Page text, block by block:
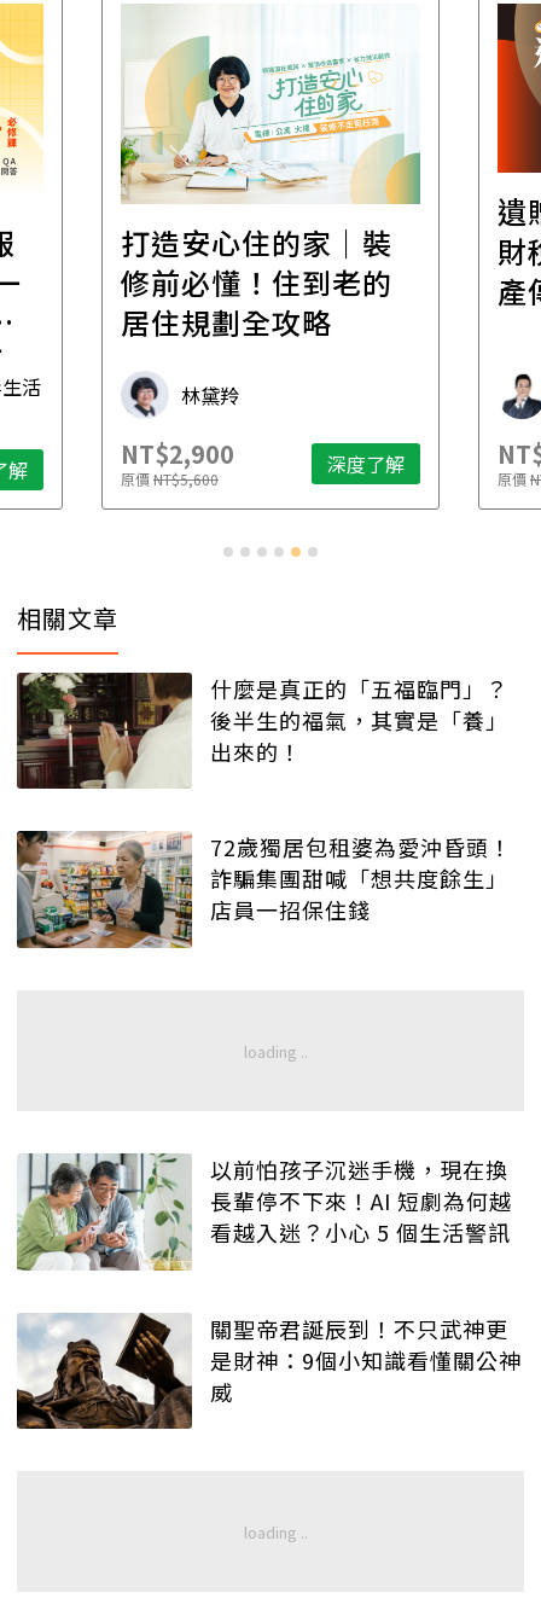
活
解
打造安心住的家｜裝
修前必懂！住到老的
居住規劃全攻略
林黛羚
NT$2,900
原價NT$5,600 深度了解
遺
財
產
原價
相關文章
什麼是真正的「五福臨門」？
後半生的福氣，其實是「養」
出來的！
72歲獨居包租婆為愛沖昏頭！
詐騙集團甜喊「想共度餘生」
店員一招保住錢
以前怕孩子沉迷手機，現在換
長輩停不下來！AI 短劇為何越
看越入迷？小心 5 個生活警訊
關聖帝君誕辰到！不只武神更
是財神：9個小知識看懂關公神
威